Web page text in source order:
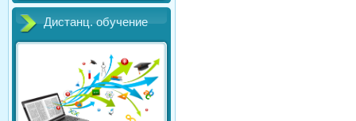
Дистанц. обучение